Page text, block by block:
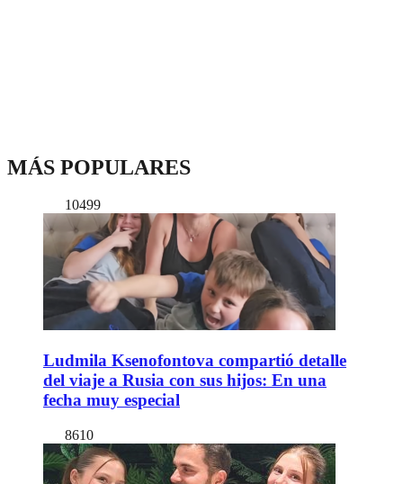
MÁS POPULARES
10499
Ludmila Ksenofontova compartió detalle
del viaje a Rusia con sus hijos: En una
fecha muy especial
8610